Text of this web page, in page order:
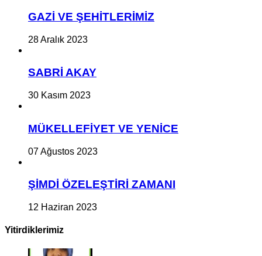
GAZİ VE ŞEHİTLERİMİZ
28 Aralık 2023
SABRİ AKAY
30 Kasım 2023
MÜKELLEFİYET VE YENİCE
07 Ağustos 2023
ŞİMDİ ÖZELEŞTİRİ ZAMANI
12 Haziran 2023
Yitirdiklerimiz